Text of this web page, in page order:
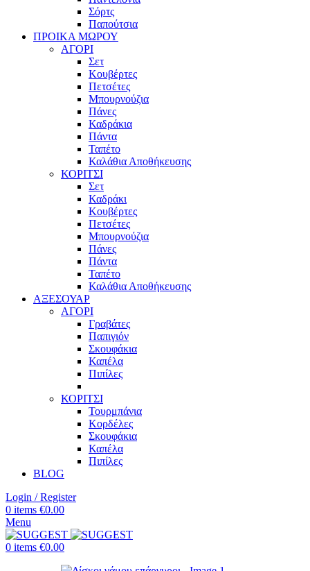
Σόρτς
Παπούτσια
ΠΡΟΙΚΑ ΜΩΡΟΥ
ΑΓΟΡΙ
Σετ
Κουβέρτες
Πετσέτες
Μπουρνούζια
Πάνες
Καδράκια
Πάντα
Ταπέτο
Καλάθια Αποθήκευσης
ΚΟΡΙΤΣΙ
Σετ
Καδράκι
Κουβέρτες
Πετσέτες
Μπουρνούζια
Πάνες
Πάντα
Ταπέτο
Καλάθια Αποθήκευσης
ΑΞΕΣΟΥΑΡ
ΑΓΟΡΙ
Γραβάτες
Παπιγιόν
Σκουφάκια
Καπέλα
Πιπίλες
ΚΟΡΙΤΣΙ
Τουρμπάνια
Κορδέλες
Σκουφάκια
Καπέλα
Πιπίλες
BLOG
Login / Register
0 items €0.00
Menu
0 items €0.00